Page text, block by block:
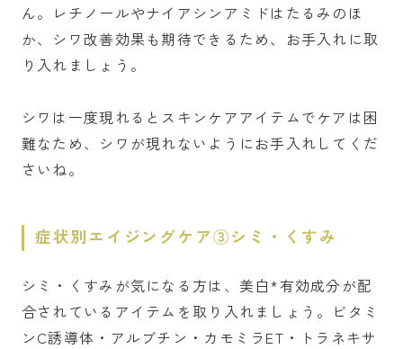
ん。レチノールやナイアシンアミドはたるみのほ
か、シワ改善効果も期待できるため、お手入れに取
り入れましょう。
シワは一度現れるとスキンケアアイテムでケアは困
難なため、シワが現れないようにお手入れしてくだ
さいね。
症状別エイジングケア③シミ・くすみ
シミ・くすみが気になる方は、美白*有効成分が配
合されているアイテムを取り入れましょう。ビタミ
ンC誘導体・アルブチン・カモミラET・トラネキサ